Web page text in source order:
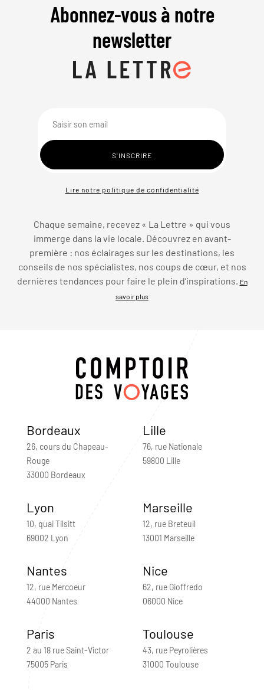
Abonnez-vous à notre
newsletter
Lire notre politique de confidentialité
Chaque semaine, recevez « La Lettre » qui vous
immerge dans la vie locale. Découvrez en avant-
première : nos éclairages sur les destinations, les
conseils de nos spécialistes, nos coups de cœur, et nos
dernières tendances pour faire le plein d’inspirations.
En
savoir plus
Bordeaux
26, cours du Chapeau-
Rouge
33000 Bordeaux
Lille
76, rue Nationale
59800 Lille
Lyon
10, quai Tilsitt
69002 Lyon
Marseille
12, rue Breteuil
13001 Marseille
Nantes
12, rue Mercoeur
44000 Nantes
Nice
62, rue Gioffredo
06000 Nice
Paris
2 au 18 rue Saint-Victor
75005 Paris
Toulouse
43, rue Peyrolières
31000 Toulouse